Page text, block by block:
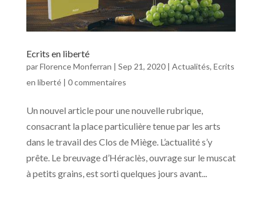
Ecrits en liberté
parFlorence Monferran | Sep 21, 2020| Actualités, Ecrits
en liberté| 0 commentaires
Un nouvel article pour une nouvelle rubrique,
consacrant la place particulière tenue par les arts
dans le travail des Clos de Miège. L’actualité s’y
prête. Le breuvage d’Héraclès, ouvrage sur le muscat
à petits grains, est sorti quelques jours avant...